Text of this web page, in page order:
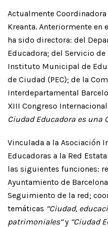
Actualmente
Kreanta. Anteriormente en
ha sido directora: del
Educadora; del Servicio
Instituto Municipal de
de Ciudad (PEC); de la
Interdepartamental
XIII Congreso
Ciudad Educadora es una
Vinculada a la Asociación
Educadoras a la Red
las siguientes funciones:
Ayuntamiento de
Seguimiento de la red;
temáticas ‘’Ciudad,
patrimoniales’’y ‘’Ciudad